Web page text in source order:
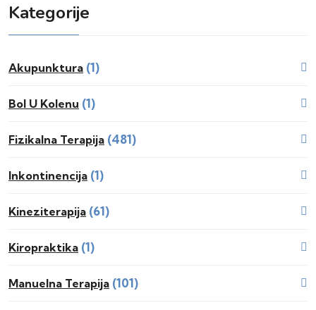
Kategorije
Akupunktura (1)
Bol U Kolenu (1)
Fizikalna Terapija (481)
Inkontinencija (1)
Kineziterapija (61)
Kiropraktika (1)
Manuelna Terapija (101)